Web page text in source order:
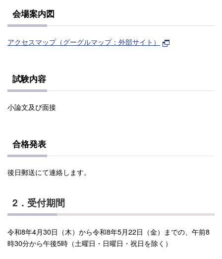
会場案内図
アクセスマップ（グーグルマップ：外部サイト）
試験内容
小論文及び面接
合格発表
後日郵送にて連絡します。
2．受付期間
令和8年4月30日（木）から令和8年5月22日（金）までの、午前8
時30分から午後5時（土曜日・日曜日・祝日を除く）